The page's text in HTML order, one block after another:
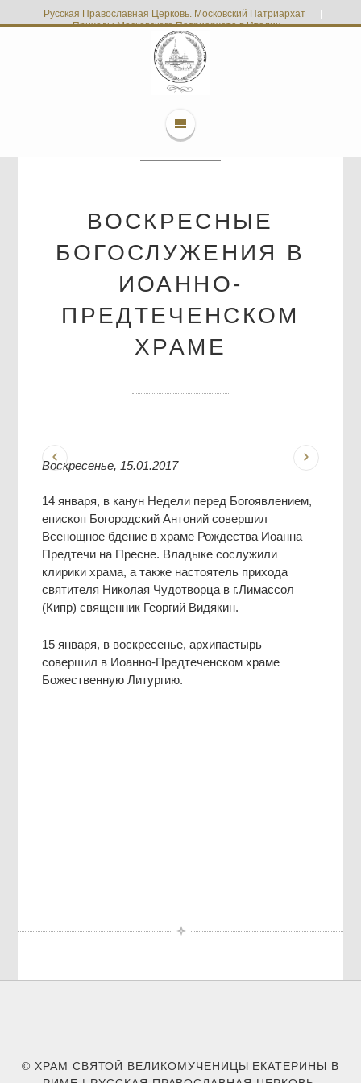
Русская Православная Церковь. Московский Патриархат
Приходы Московского Патриархата в Италии
ВОСКРЕСНЫЕ
БОГОСЛУЖЕНИЯ В
ИОАННО-
ПРЕДТЕЧЕНСКОМ
ХРАМЕ
Воскресенье, 15.01.2017
14 января, в канун Недели перед Богоявлением,
епископ Богородский Антоний совершил
Всенощное бдение в храме Рождества Иоанна
Предтечи на Пресне. Владыке сослужили
клирики храма, а также настоятель прихода
святителя Николая Чудотворца в г.Лимассол
(Кипр) священник Георгий Видякин.
15 января, в воскресенье, архипастырь
совершил в Иоанно-Предтеченском храме
Божественную Литургию.
© ХРАМ СВЯТОЙ ВЕЛИКОМУЧЕНИЦЫ ЕКАТЕРИНЫ В